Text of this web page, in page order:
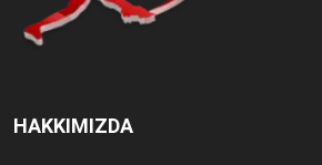
HAKKIMIZDA